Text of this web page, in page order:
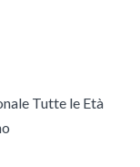
Tutte le Età